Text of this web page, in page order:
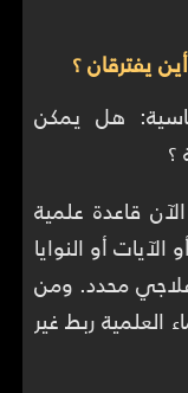
يفترقان ؟
هل يمكن
؟
قاعدة علمية
أو النوايا
علاجي محدد. ومن
العلمية ربط غير